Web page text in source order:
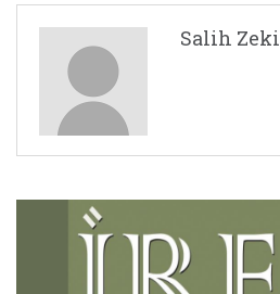
Salih